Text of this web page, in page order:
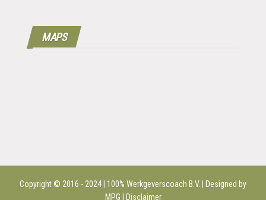
MAPS
Copyright © 2016 - 2024 | 100% Werkgeverscoach B.V. | Designed by
MPG |
Disclaimer